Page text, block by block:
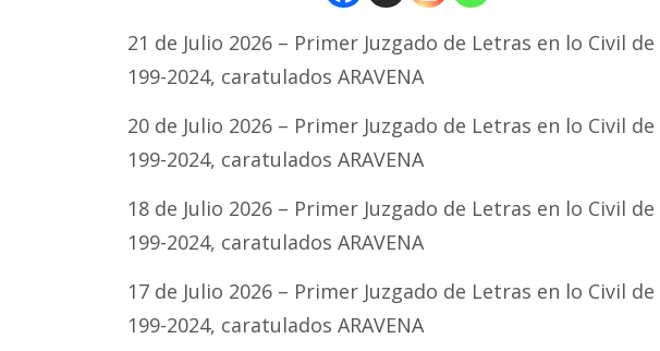
21 de Julio 2026 – Primer Juzgado de Letras en lo Civil
199-2024, caratulados ARAVENA
20 de Julio 2026 – Primer Juzgado de Letras en lo Civil
199-2024, caratulados ARAVENA
18 de Julio 2026 – Primer Juzgado de Letras en lo Civil
199-2024, caratulados ARAVENA
17 de Julio 2026 – Primer Juzgado de Letras en lo Civil
199-2024, caratulados ARAVENA